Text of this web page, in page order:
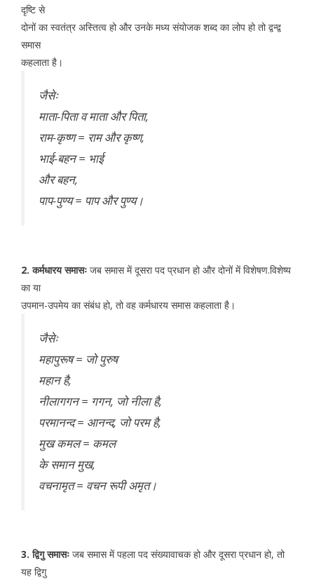
दृष्टि से
दोनों का स्वतंत्र अस्तित्व हो और उनके मध्य संयोजक शब्द का लोप हो तो द्वन्द्व
समास
कहलाता है।
जैसेः
माता-पिता व माता और पिता,
राम-कृष्ण = राम और कृष्ण,
भाई-बहन = भाई
और बहन,
पाप-पुण्य = पाप और पुण्य।
2. कर्मधारय समासः जब समास में दूसरा पद प्रधान हो और दोनों में विशेषण.विशेष्य
का या
उपमान-उपमेय का संबंध हो, तो वह कर्मधारय समास कहलाता है।
जैसेः
महापुरूष = जो पुरुष
महान है,
नीलागगन = गगन, जो नीला है,
परमानन्द = आनन्द, जो परम है,
मुख कमल = कमल
के समान मुख,
वचनामृत = वचन रूपी अमृत।
3. द्विगु समासः जब समास में पहला पद संख्यावाचक हो और दूसरा प्रधान हो, तो
यह द्विगु